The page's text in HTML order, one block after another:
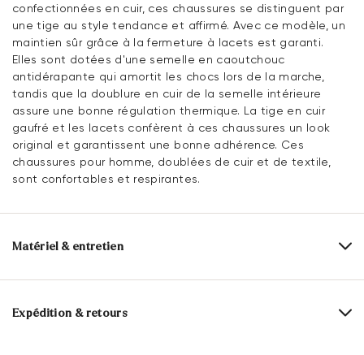
confectionnées en cuir, ces chaussures se distinguent par
une tige au style tendance et affirmé. Avec ce modèle, un
maintien sûr grâce à la fermeture à lacets est garanti.
Elles sont dotées d'une semelle en caoutchouc
antidérapante qui amortit les chocs lors de la marche,
tandis que la doublure en cuir de la semelle intérieure
assure une bonne régulation thermique. La tige en cuir
gaufré et les lacets confèrent à ces chaussures un look
original et garantissent une bonne adhérence. Ces
chaussures pour homme, doublées de cuir et de textile,
sont confortables et respirantes.
Matériel & entretien
Taille de production: Tailles britanniques
Dessus:
Expédition & retours